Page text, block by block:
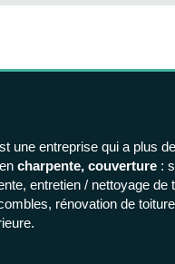
une entreprise qui a plus
charpente, couverture :
entretien / nettoyage de
rénovation de